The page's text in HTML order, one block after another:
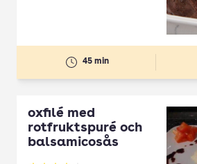
45 min
oxfilé med
rotfruktspuré och
balsamicosås